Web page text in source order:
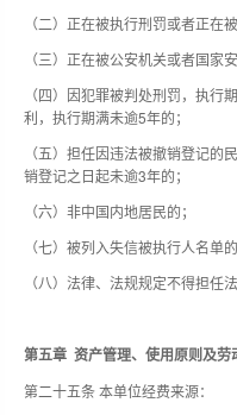
（二）正在被执行刑罚或者正在
（三）正在被公安机关或者国家
（四）因犯罪被判处刑罚，执行
利，执行期满未逾5年的；
（五）担任因违法被撤销登记
销登记之日起未逾3年的；
（六）非中国内地居民的；
（七）被列入失信被执行人名单的
（八）法律、法规规定不得担任
第五章 资产管理、使用原则及劳
第二十五条 本单位经费来源：